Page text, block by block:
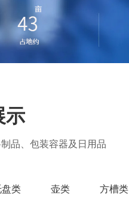
示
品、包装容器及日用品
盘类 壶类 方槽类